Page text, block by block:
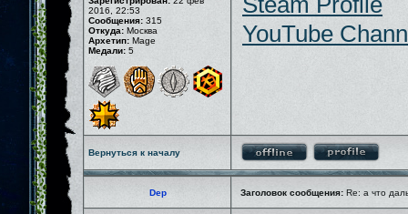
2016, 22:53
Сообщения: 315
Откуда: Москва
Архетип: Mage
Медали: 5
YouTube
Вернуться к началу
Dep Заголовок сообщения: Re: а что